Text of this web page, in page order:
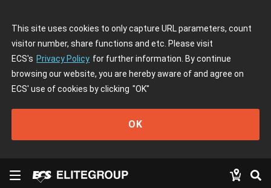
This site uses cookies to only capture URL parameters, count
visitor number, share functions and etc. Please visit
ECS's Privacy Policy for further information. By continue
browsing our website, you are hereby aware of and agree on
ECS' use of cookies by clicking "OK"
OK